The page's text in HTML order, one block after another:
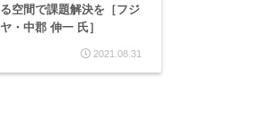
る空間で課題解決を［フジ
ヤ・中郡 伸一 氏］
2021.08.31